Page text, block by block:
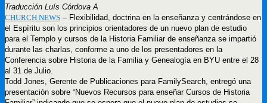
Traducción Luís Córdova A
CHURCH NEWS – Flexibilidad, doctrina en la enseñanza y centrándose en
el Espíritu son los principios orientadores de un nuevo plan de estudio
para el Templo y cursos de la Historia Familiar de enseñanza se impartió
durante las charlas, conforme a uno de los presentadores en la
Conferencia sobre Historia de la Familia y Genealogía en BYU entre el 28
al 31 de Julio.
Todd Jones, Gerente de Publicaciones para FamilySearch, entregó una
presentación sobre “Nuevos Recursos para enseñar Cursos de Historia